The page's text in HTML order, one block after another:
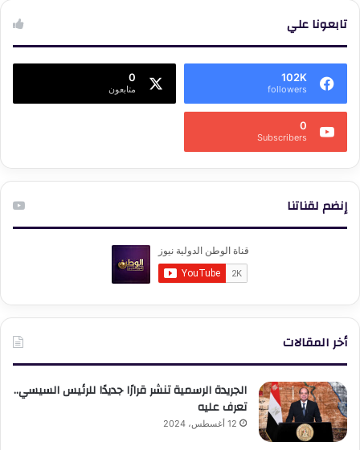
تابعونا علي
102K
followers
0
متابعون
0
Subscribers
إنضم لقناتنا
أخر المقالات
الجريدة الرسمية تنشر قرارًا جديدًا للرئيس السيسي..
تعرف عليه
12 أغسطس، 2024